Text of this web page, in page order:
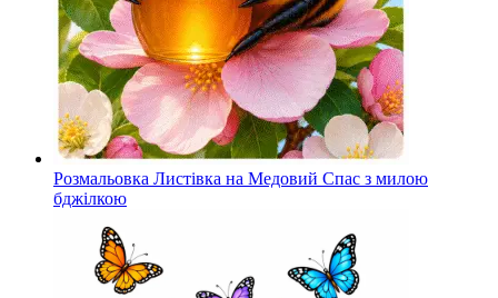
Розмальовка Листівка на Медовий Спас з милою
бджілкою